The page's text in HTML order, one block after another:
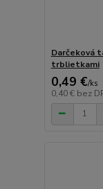
Darčeková
trblietkami
0,49 €/ks
0,40 € bez